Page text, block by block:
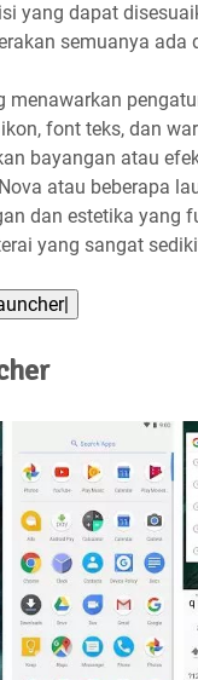
yang dapat
semuanya ada
menawarkan
font teks, dan
bayangan atau
atau beberapa
dan estetika yang
yang sangat